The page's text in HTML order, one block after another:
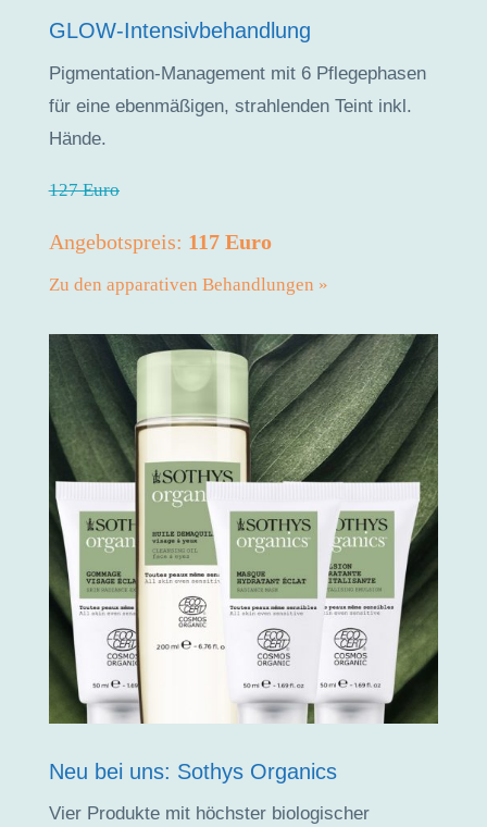
GLOW-Intensivbehandlung
Pigmentation-Management mit 6 Pflegephasen
für eine ebenmäßigen, strahlenden Teint inkl.
Hände.
127 Euro
Angebotspreis: 117 Euro
Zu den apparativen Behandlungen »
Neu bei uns: Sothys Organics
Vier Produkte mit höchster biologischer